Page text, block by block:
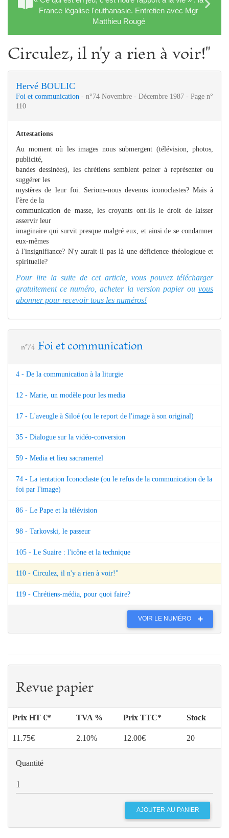
France légalise l'euthanasie. Entretien avec Mgr
Matthieu Rougé
Circulez, il n'y a rien à voir!"
Hervé BOULIC
Foi et communication - n°74 Novembre - Décembre 1987 - Page n°
110
Attestations
Au moment où les images nous submergent (télévision, photos,
publicité,
bandes dessinées), les chrétiens semblent peiner à représenter ou
suggérer les
mystères de leur foi. Serions-nous devenus iconoclastes? Mais à
l'ère de la
communication de masse, les croyants ont-ils le droit de laisser
asservir leur
imaginaire qui survit presque malgré eux, et ainsi de se condamner
eux-mêmes
à l'insignifiance? N'y aurait-il pas là une déficience théologique et
spirituelle?
Pour lire la suite de cet article, vous pouvez télécharger
gratuitement ce numéro, acheter la version papier ou vous
abonner pour recevoir tous les numéros!
n°74 Foi et communication
4 - De la communication à la liturgie
12 - Marie, un modèle pour les media
17 - L'aveugle à Siloé (ou le report de l'image à son original)
35 - Dialogue sur la vidéo-conversion
59 - Media et lieu sacramentel
74 - La tentation Iconoclaste (ou le refus de la communication de la
foi par l'image)
86 - Le Pape et la télévision
98 - Tarkovski, le passeur
105 - Le Suaire : l'icône et la technique
110 - Circulez, il n'y a rien à voir!"
119 - Chrétiens-média, pour quoi faire?
VOIR LE NUMÉRO
Revue papier
Prix HT €* TVA % Prix TTC* Stock
11.75€ 2.10% 12.00€ 20
Quantité